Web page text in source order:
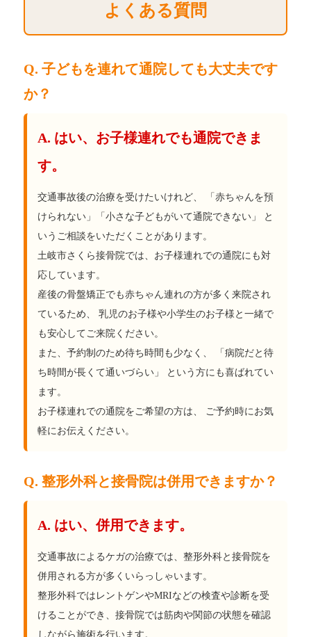
よくある質問
Q. 子どもを連れて通院しても大丈夫です
か？
A. はい、お子様連れでも通院できま
す。
交通事故後の治療を受けたいけれど、 「赤ちゃんを預
けられない」「小さな子どもがいて通院できない」 と
いうご相談をいただくことがあります。
土岐市さくら接骨院では、お子様連れでの通院にも対
応しています。
産後の骨盤矯正でも赤ちゃん連れの方が多く来院され
ているため、 乳児のお子様や小学生のお子様と一緒で
も安心してご来院ください。
また、予約制のため待ち時間も少なく、 「病院だと待
ち時間が長くて通いづらい」 という方にも喜ばれてい
ます。
お子様連れでの通院をご希望の方は、 ご予約時にお気
軽にお伝えください。
Q. 整形外科と接骨院は併用できますか？
A. はい、併用できます。
交通事故によるケガの治療では、整形外科と接骨院を
併用される方が多くいらっしゃいます。
整形外科ではレントゲンやMRIなどの検査や診断を受
けることができ、接骨院では筋肉や関節の状態を確認
しながら施術を行います。